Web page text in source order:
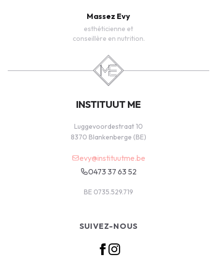
Massez Evy
esthéticienne et
conseillère en nutrition.
INSTITUUT ME
Luggevoordestraat 10
8370 Blankenberge (BE)
evy@instituutme.be
0473 37 63 52
BE 0735.529.719
SUIVEZ-NOUS